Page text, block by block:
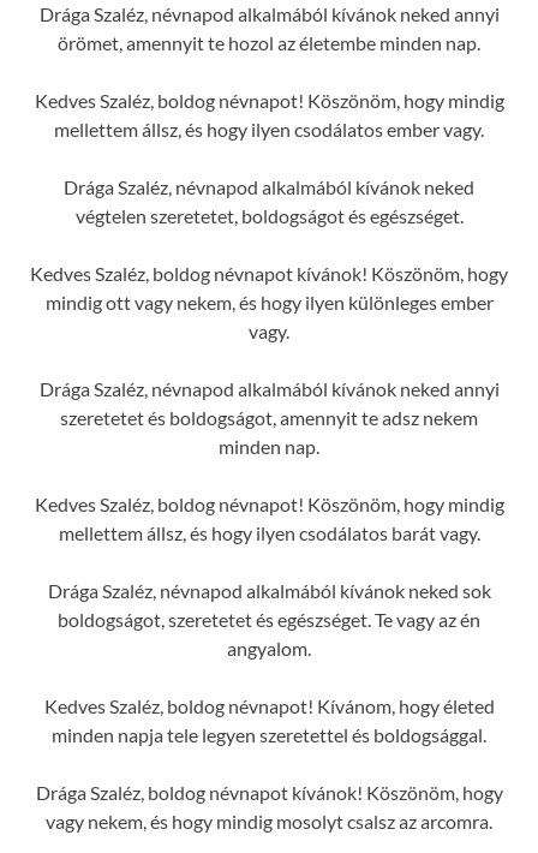
Drága Szaléz, névnapod alkalmából kívánok neked annyi
örömet, amennyit te hozol az életembe minden nap.
Kedves Szaléz, boldog névnapot! Köszönöm, hogy mindig
mellettem állsz, és hogy ilyen csodálatos ember vagy.
Drága Szaléz, névnapod alkalmából kívánok neked
végtelen szeretetet, boldogságot és egészséget.
Kedves Szaléz, boldog névnapot kívánok! Köszönöm, hogy
mindig ott vagy nekem, és hogy ilyen különleges ember
vagy.
Drága Szaléz, névnapod alkalmából kívánok neked annyi
szeretetet és boldogságot, amennyit te adsz nekem
minden nap.
Kedves Szaléz, boldog névnapot! Köszönöm, hogy mindig
mellettem állsz, és hogy ilyen csodálatos barát vagy.
Drága Szaléz, névnapod alkalmából kívánok neked sok
boldogságot, szeretetet és egészséget. Te vagy az én
angyalom.
Kedves Szaléz, boldog névnapot! Kívánom, hogy életed
minden napja tele legyen szeretettel és boldogsággal.
Drága Szaléz, boldog névnapot kívánok! Köszönöm, hogy
vagy nekem, és hogy mindig mosolyt csalsz az arcomra.